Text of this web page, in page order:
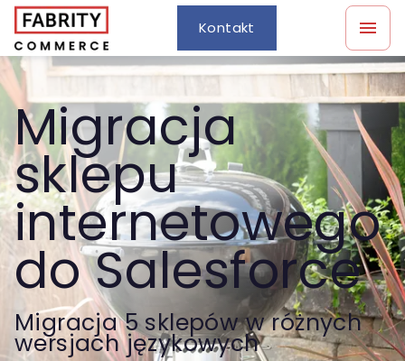
Kontakt
Migracja
sklepu
internetowego
do Salesforce
Migracja 5 sklepów w różnych
wersjach językowych